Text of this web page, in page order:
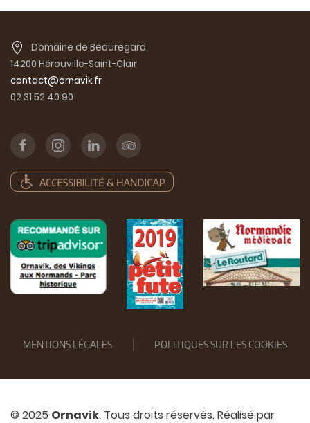
Domaine de Beauregard
14200 Hérouville-Saint-Clair
contact@ornavik.fr
02 31 52 40 90
MENTIONS LÉGALES POLITIQUES SUR LES COOKIES
© 2025 Ornavik. Tous droits réservés. Réalisé par